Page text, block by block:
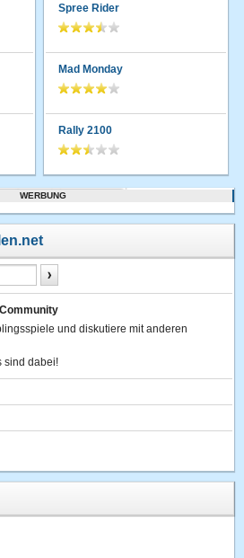
Spree Rider
Mad Monday
Rally 2100
WERBUNG
und diskutiere mit anderen
sind dabei!